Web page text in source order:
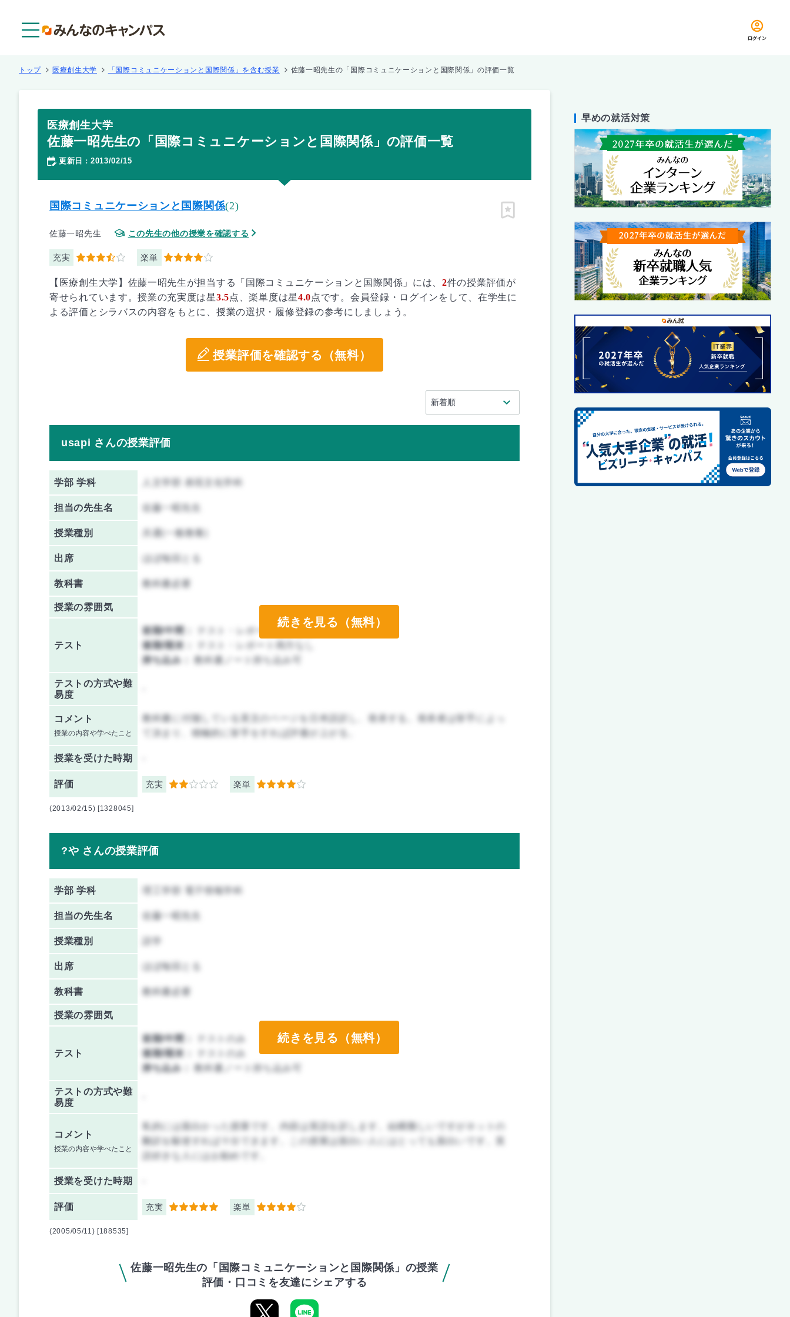
ログイン
トップ 医療創生大学 「国際コミュニケーションと国際関係」を含む授業 佐藤一昭先生の「国際コミュニケーションと国際関係」の評価一覧
医療創生大学
佐藤一昭先生の「国際コミュニケーションと国際関係」の評価一覧
更新日 ： 2013/02/15
国際コミュニケーションと国際関係(2)
佐藤一昭先生 この先生の他の授業を確認する
充実 3.5 楽単 4
ピン留め
【医療創生大学】佐藤一昭先生が担当する「国際コミュニケーションと国際関係」には、 2件の授業評価が
寄せられています。授業の充実度は星3.5点、楽単度は星4.0点です。会員登録・ログインをして、在学生に
よる評価とシラバスの内容をもとに、授業の選択・履修登録の参考にしましょう。
授業評価を確認する（無料）
usapi さんの授業評価
学部 学科
担当の先生名 佐藤一昭先生
授業種別 共通(一般教養)
出席 ほぼ毎回とる
教科書 教科書必要
授業の雰囲気
テスト
前期/中間：
テスト・レポート両方なし
後期/期末：
持ち込み：
教科書ノート持ち込み可
テストの方式や難
易度
コメント
授業の内容や学べたこと
教科書に付随している英文のページを日本語訳し、発表する。発表者は挙手によっ
て決まり、積極的に挙手をすれば評価が上がる。
授業を受けた時期
評価 充実 2 楽単 4
続きを見る（無料）
(2013/02/15) [1328045]
?や さんの授業評価
学部 学科 理工学部 電子情報学科
担当の先生名 佐藤一昭先生
授業種別
出席 ほぼ毎回とる
教科書 教科書必要
授業の雰囲気
テスト
前期/中間：
テストのみ
後期/期末：
テストのみ
持ち込み：
教科書ノート持ち込み可
テストの方式や難
易度
コメント
授業の内容や学べたこと
私的には面白かった授業です。内容は英語を訳します。結構難しいですがネットの
翻訳を駆使すれば十分できます。この授業は面白い人にはとっても面白いです。英
語好きな人にはお勧めです。
授業を受けた時期
評価 充実 5 楽単 4
続きを見る（無料）
(2005/05/11) [188535]
佐藤一昭先生の「国際コミュニケーションと国際関係」の授業
評価・口コミを友達にシェアする
早めの就活対策